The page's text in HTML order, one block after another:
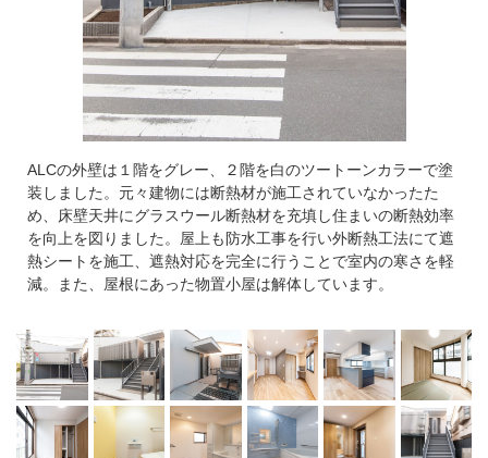
ALCの外壁は１階をグレー、２階を白のツートーンカラーで塗
装しました。元々建物には断熱材が施工されていなかったた
め、床壁天井にグラスウール断熱材を充填し住まいの断熱効率
を向上を図りました。屋上も防水工事を行い外断熱工法にて遮
熱シートを施工、遮熱対応を完全に行うことで室内の寒さを軽
減。また、屋根にあった物置小屋は解体しています。